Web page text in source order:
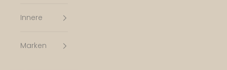
Innere
Marken